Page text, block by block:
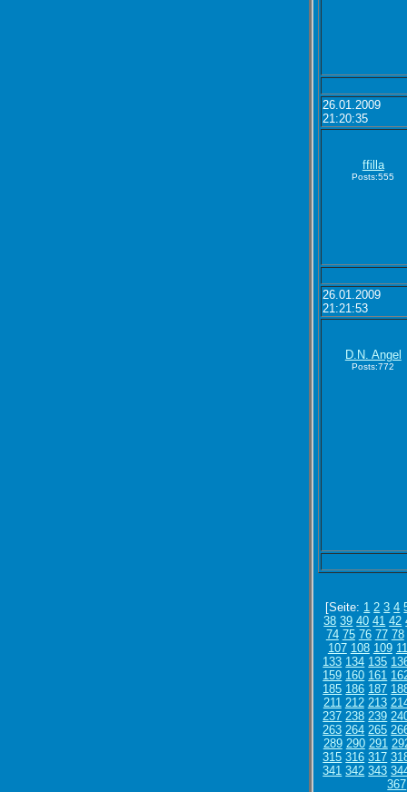
26.01.2009
21:20:35
ffilla
Posts:555
26.01.2009
21:21:53
D.N. Angel
Posts:772
[Seite: 1 2 3 4
38 39 40 41 42
74 75 76 77 78
107 108 109
133 134 135
159 160 161
185 186 187
211 212 213
237 238 239
263 264 265
289 290 291
315 316 317
341 342 343
367